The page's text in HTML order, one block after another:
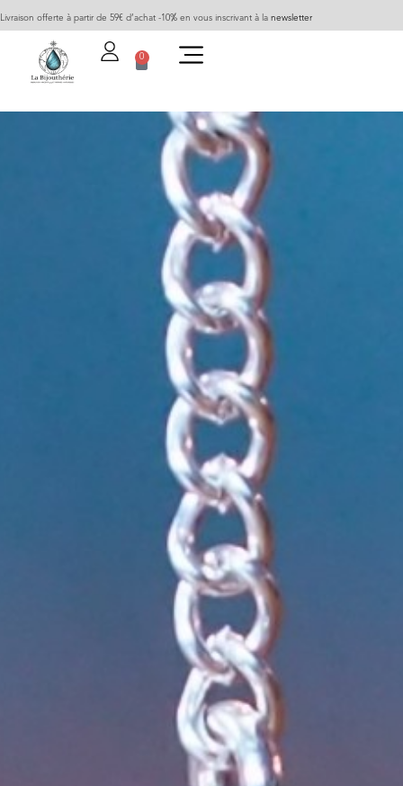
Livraison offerte à partir de 59€ d’achat -10% en vous inscrivant à la newsletter
0